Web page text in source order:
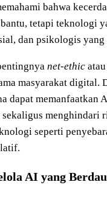
bahwa
tetapi teknologi
dan psikologis yang
net-ethic
masyarakat digital.
dapat memanfaatkan
menghindari
seperti
AI yang